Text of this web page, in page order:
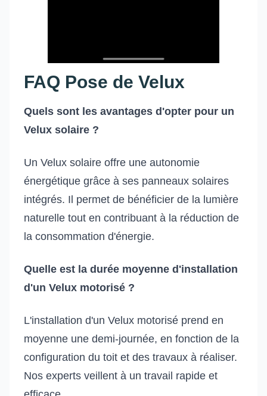
FAQ Pose de Velux
Quels sont les avantages d'opter pour un
Velux solaire ?
Un Velux solaire offre une autonomie
énergétique grâce à ses panneaux solaires
intégrés. Il permet de bénéficier de la lumière
naturelle tout en contribuant à la réduction de
la consommation d'énergie.
Quelle est la durée moyenne d'installation
d'un Velux motorisé ?
L'installation d'un Velux motorisé prend en
moyenne une demi-journée, en fonction de la
configuration du toit et des travaux à réaliser.
Nos experts veillent à un travail rapide et